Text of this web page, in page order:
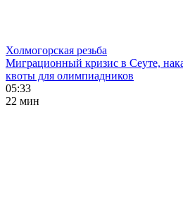
Холмогорская резьба
Миграционный кризис в Сеуте,
квоты для олимпиадников
05:33
22 мин